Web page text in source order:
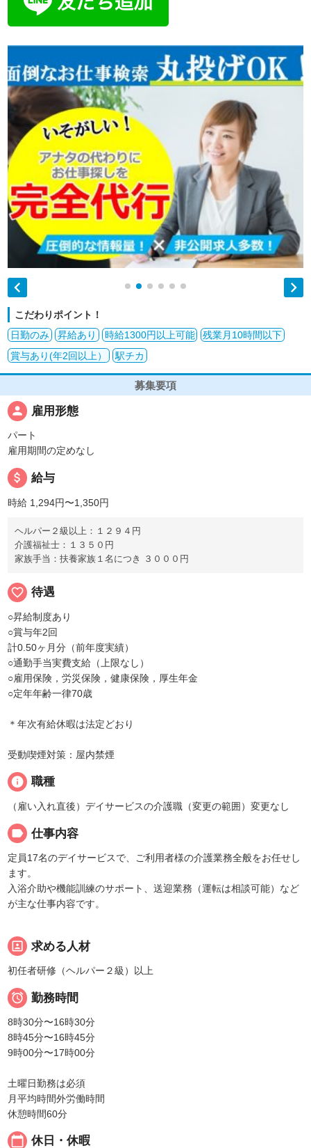
 
こだわりポイント！
日勤のみ
昇給あり 時給1300円以上可能
残業月10時間以下
賞与あり(年2回以上）
駅チカ
募集要項
person 雇用形態
パート
雇用期間の定めなし
attach_money 給与
時給 1,294円〜1,350円
ヘルパー２級以上：１２９４円
介護福祉士：１３５０円
家族手当：扶養家族１名につき ３０００円
favorite_border 待遇
○昇給制度あり
○賞与年2回
計0.50ヶ月分（前年度実績）
○通勤手当実費支給（上限なし）
○雇用保険，労災保険，健康保険，厚生年金
○定年年齢一律70歳
＊年次有給休暇は法定どおり
受動喫煙対策：屋内禁煙
info 職種
（雇い入れ直後）デイサービスの介護職（変更の範囲）変更なし
label 仕事内容
定員17名のデイサービスで、ご利用者様の介護業務全般をお任せし
ます。
入浴介助や機能訓練のサポート、送迎業務（運転は相談可能）など
が主な仕事内容です。
portrait 求める人材
初任者研修（ヘルパー２級）以上
 勤務時間
8時30分〜16時30分
8時45分〜16時45分
9時00分〜17時00分
土曜日勤務は必須
月平均時間外労働時間
休憩時間60分
calendar_today 休日・休暇